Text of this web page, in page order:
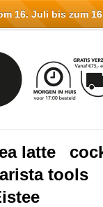
latte
tools
16. Juli bis zum